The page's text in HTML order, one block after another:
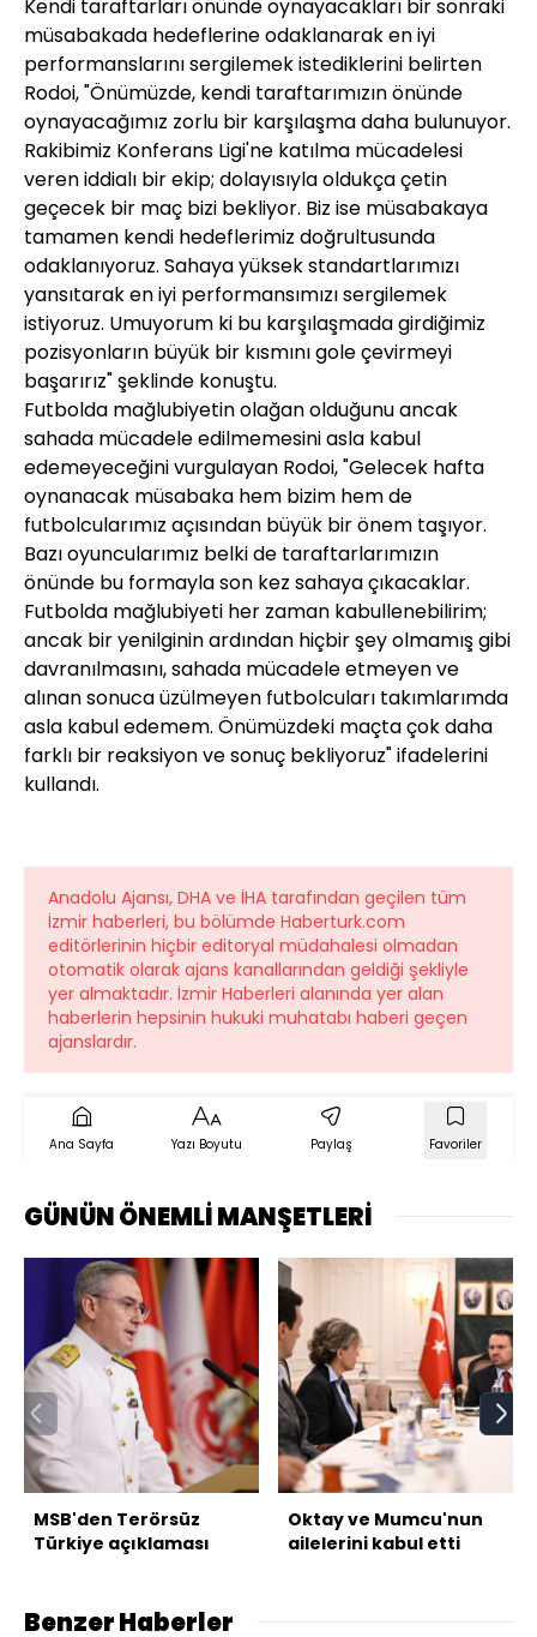
Kendi taraftarları önünde oynayacakları bir sonraki
müsabakada hedeflerine odaklanarak en iyi
performanslarını sergilemek istediklerini belirten
Rodoi, "Önümüzde, kendi taraftarımızın önünde
oynayacağımız zorlu bir karşılaşma daha bulunuyor.
Rakibimiz Konferans Ligi'ne katılma mücadelesi
veren iddialı bir ekip; dolayısıyla oldukça çetin
geçecek bir maç bizi bekliyor. Biz ise müsabakaya
tamamen kendi hedeflerimiz doğrultusunda
odaklanıyoruz. Sahaya yüksek standartlarımızı
yansıtarak en iyi performansımızı sergilemek
istiyoruz. Umuyorum ki bu karşılaşmada girdiğimiz
pozisyonların büyük bir kısmını gole çevirmeyi
başarırız" şeklinde konuştu.
Futbolda mağlubiyetin olağan olduğunu ancak
sahada mücadele edilmemesini asla kabul
edemeyeceğini vurgulayan Rodoi, "Gelecek hafta
oynanacak müsabaka hem bizim hem de
futbolcularımız açısından büyük bir önem taşıyor.
Bazı oyuncularımız belki de taraftarlarımızın
önünde bu formayla son kez sahaya çıkacaklar.
Futbolda mağlubiyeti her zaman kabullenebilirim;
ancak bir yenilginin ardından hiçbir şey olmamış gibi
davranılmasını, sahada mücadele etmeyen ve
alınan sonuca üzülmeyen futbolcuları takımlarımda
asla kabul edemem. Önümüzdeki maçta çok daha
farklı bir reaksiyon ve sonuç bekliyoruz" ifadelerini
kullandı.
Anadolu Ajansı, DHA ve İHA tarafından geçilen tüm
İzmir haberleri, bu bölümde Haberturk.com
editörlerinin hiçbir editoryal müdahalesi olmadan
otomatik olarak ajans kanallarından geldiği şekliyle
yer almaktadır. İzmir Haberleri alanında yer alan
haberlerin hepsinin hukuki muhatabı haberi geçen
ajanslardır.
Ana Sayfa Yazı Boyutu Paylaş Favoriler
GÜNÜN ÖNEMLİ MANŞETLERİ
MSB'den Terörsüz
Türkiye açıklaması
Oktay ve Mumcu'nun
ailelerini kabul etti
Benzer Haberler